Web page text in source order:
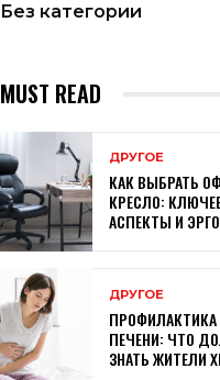
Без категории
MUST READ
ДРУГОЕ
КАК ВЫБРАТЬ
КРЕСЛО:
АСПЕКТЫ И
ДРУГОЕ
ПРОФИЛАКТИКА
ПЕЧЕНИ: ЧТО
ЗНАТЬ ЖИТЕЛИ